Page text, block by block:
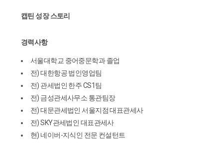
캡틴 성장 스토리
경력사항
서울대학교 중어중문학과 졸업
전) 대한항공 법인영업팀
전) 관세법인 한주 CS1팀
전) 금성관세사무소 통관팀장
전) 대문관세법인 서울지점 대표관세사
전) SKY관세법인 대표관세사
현) 네이버-지식인 전문 컨설턴트